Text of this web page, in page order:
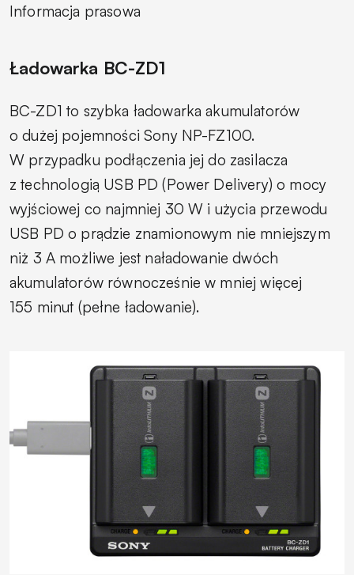
Informacja prasowa
Ładowarka BC-ZD1
BC-ZD1 to szybka ładowarka akumulatorów
o dużej pojemności Sony NP-FZ100.
W przypadku podłączenia jej do zasilacza
z technologią USB PD (Power Delivery) o mocy
wyjściowej co najmniej 30 W i użycia przewodu
USB PD o prądzie znamionowym nie mniejszym
niż 3 A możliwe jest naładowanie dwóch
akumulatorów równocześnie w mniej więcej
155 minut (pełne ładowanie).